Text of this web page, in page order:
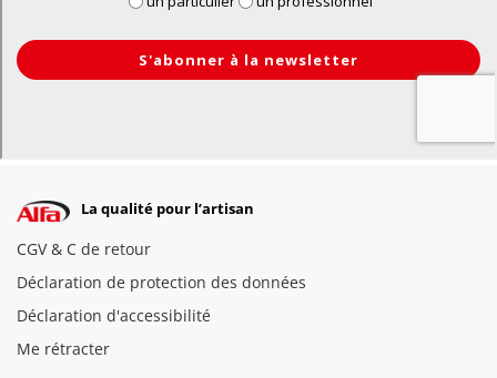
La qualité pour l’artisan
CGV & C de retour
Déclaration de protection des données
Déclaration d'accessibilité
Me rétracter